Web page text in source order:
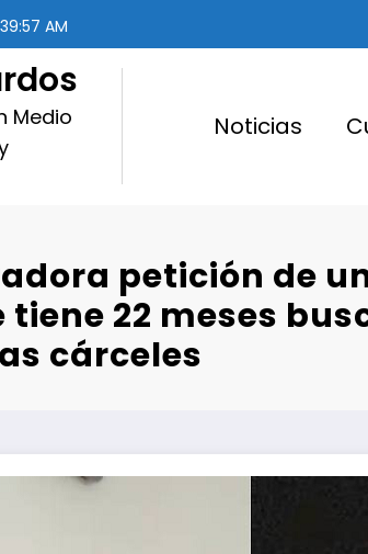
AM
Medio
Noticias
petición de
22 meses
cárceles